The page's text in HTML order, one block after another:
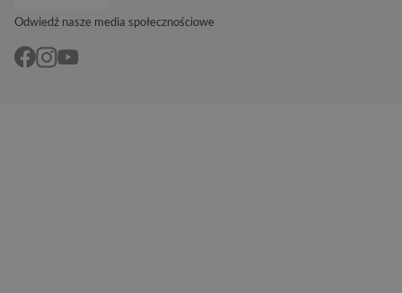
Odwiedź nasze media społecznościowe